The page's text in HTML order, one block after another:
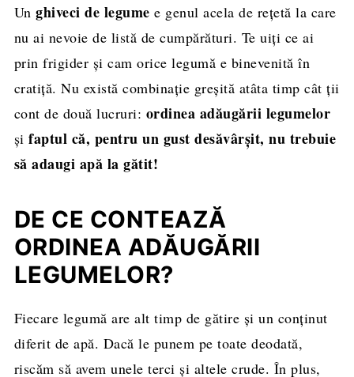
Unghiveci de legumee genul acela de rețetă la care
nu ai nevoie de listă de cumpărături. Te uiți ce ai
prin frigider și cam orice legumă e binevenită în
cratiță. Nu există combinație greșită atâta timp cât ții
cont de două lucruri: ordinea adăugării legumelor
șifaptul că, pentru un gust desăvârșit, nu trebuie
să adaugi apă la gătit!
DE CE CONTEAZĂ
ORDINEA ADĂUGĂRII
LEGUMELOR?
Fiecare legumă are alt timp de gătire și un conținut
diferit de apă. Dacă le punem pe toate deodată,
riscăm să avem unele terci și altele crude. În plus,